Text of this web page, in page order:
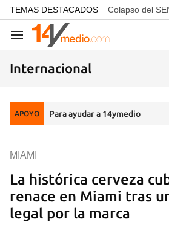
common.go-to-content
TEMAS DESTACADOS Colapso del
Navegación
Internacional
APOYO Para ayudar a 14ymedio
La histórica cerveza
renace en Miami tras
legal por la marca
MIAMI